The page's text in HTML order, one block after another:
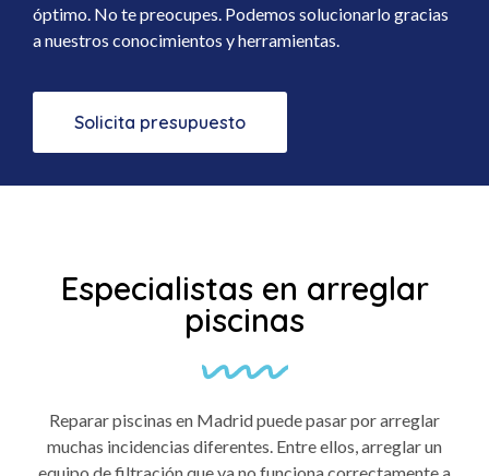
óptimo. No te preocupes. Podemos solucionarlo gracias
a nuestros conocimientos y herramientas.
Solicita presupuesto
Especialistas en arreglar
piscinas
Reparar piscinas en Madrid puede pasar por arreglar
muchas incidencias diferentes. Entre ellos, arreglar un
equipo de filtración que ya no funciona correctamente a